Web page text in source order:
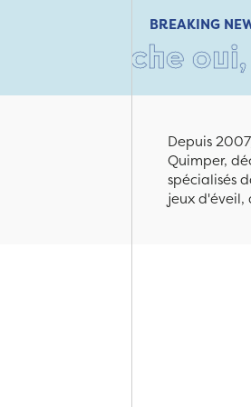
BREAKING
oui, mais
Depuis
Quimper,
spécialisés
jeux d'éveil,